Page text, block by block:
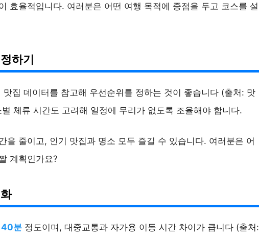
효율적입니다. 여러분은 어떤 여행 목적에 중점을 두고 코스를 설
하기
맛집 데이터를 참고해 우선순위를 정하는 것이 좋습니다 (출처: 맛
체류 시간도 고려해 일정에 무리가 없도록 조율해야 합니다.
을 줄이고, 인기 맛집과 명소 모두 즐길 수 있습니다. 여러분은 어
계획인가요?
40분 정도이며, 대중교통과 자가용 이동 시간 차이가 큽니다 (출처: